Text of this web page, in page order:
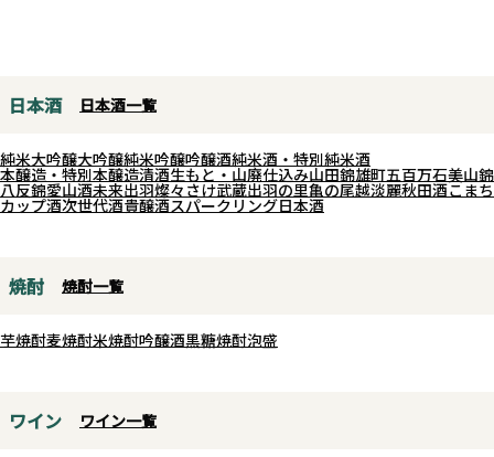
りガス感を帯びた軽やかさが心地
冷やしていただくことで一層キリ
ッとした爽快感が引き立ち、真夏
の絶妙なバランスは、夏ノ純米花
の味わいです。
が現れて全体を綺麗にまとめ上げ
ていきます。生原酒ならではフレ
そして口にして思うのはコストパ
日本酒 日本酒一覧
純米大吟醸大吟醸純米吟醸吟醸酒純米酒・特別純米酒
本醸造・特別本醸造清酒生もと・山廃仕込み山田錦雄町五百万石美山錦
八反錦愛山酒未来出羽燦々さけ武蔵出羽の里亀の尾越淡麗秋田酒こまち
カップ酒次世代酒貴醸酒スパークリング日本酒
焼酎 焼酎一覧
芋焼酎麦焼酎米焼酎吟醸酒黒糖焼酎泡盛
ワイン ワイン一覧